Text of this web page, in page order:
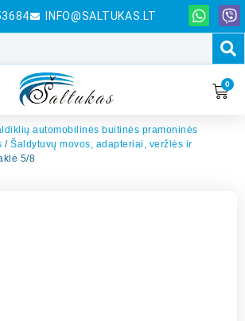
INFO@SALTUKAS.LT
0
automobilinės buitinės pramoninės
/ Šaldytuvų movos, adapteriai, veržlės ir
5/8